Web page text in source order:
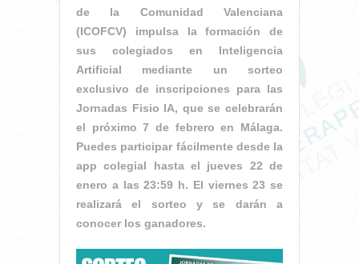
de la Comunidad Valenciana
(ICOFCV) impulsa la formación de
sus colegiados en Inteligencia
Artificial mediante un sorteo
exclusivo de inscripciones para las
Jornadas Fisio IA, que se celebrarán
el próximo 7 de febrero en Málaga.
Puedes participar fácilmente desde la
app colegial hasta el jueves 22 de
enero a las 23:59 h. El viernes 23 se
realizará el sorteo y se darán a
conocer los ganadores.